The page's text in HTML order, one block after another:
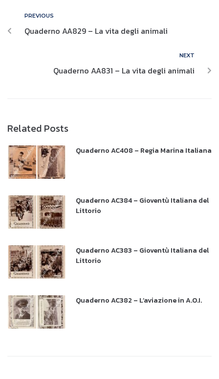
PREVIOUS
Quaderno AA829 – La vita degli animali
NEXT
Quaderno AA831 – La vita degli animali
Related Posts
Quaderno AC408 – Regia Marina Italiana
Quaderno AC384 – Gioventù Italiana del
Littorio
Quaderno AC383 – Gioventù Italiana del
Littorio
Quaderno AC382 – L’aviazione in A.O.I.